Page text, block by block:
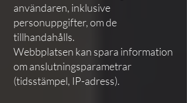
användaren, inklusive
personuppgifter, om de
tillhandahålls.
Webbplatsen kan spara information
om anslutningsparametrar
(tidsstämpel, IP-adress).